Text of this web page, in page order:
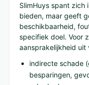
SlimHuys spant zich
bieden, maar geeft
beschikbaarheid,
specifiek doel. Voor
aansprakelijkheid uit
indirecte schade
besparingen,